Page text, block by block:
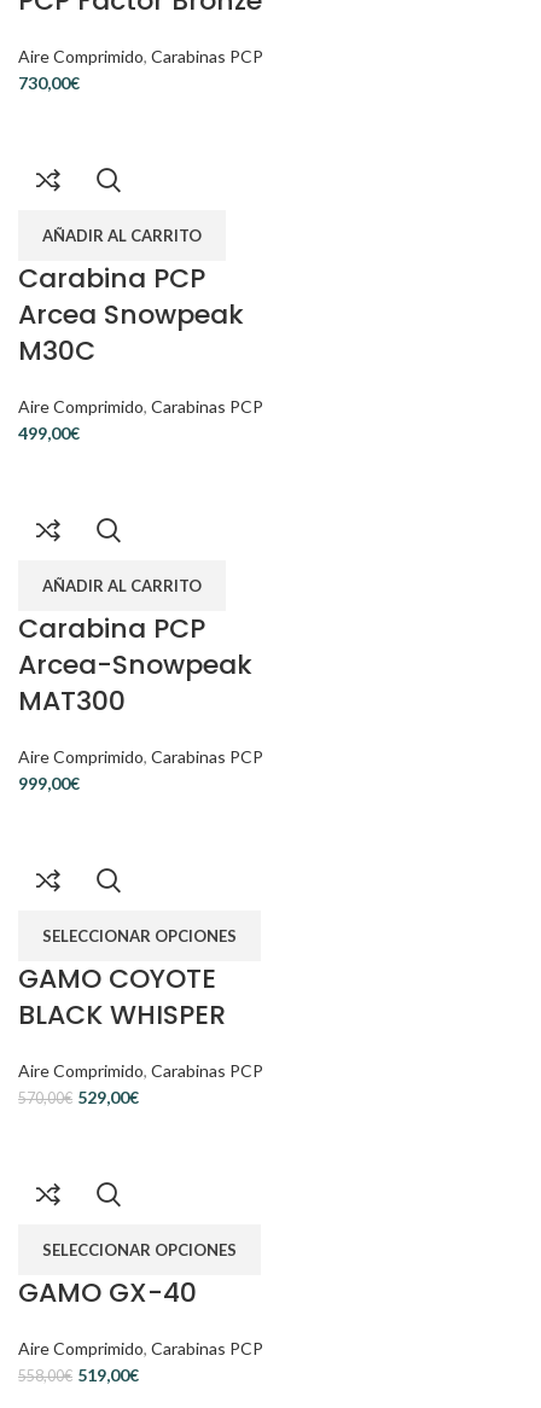
Aire Comprimido, Carabinas PCP
€
AÑADIR AL CARRITO
Carabina PCP
Arcea Snowpeak
M30C
Aire Comprimido, Carabinas PCP
€
AÑADIR AL CARRITO
Carabina PCP
Arcea-Snowpeak
MAT300
Aire Comprimido, Carabinas PCP
€
SELECCIONAR OPCIONES
GAMO COYOTE
BLACK WHISPER
Aire Comprimido, Carabinas PCP
570,00€ 529,00€
SELECCIONAR OPCIONES
GAMO GX-40
Aire Comprimido, Carabinas PCP
558,00€ 519,00€